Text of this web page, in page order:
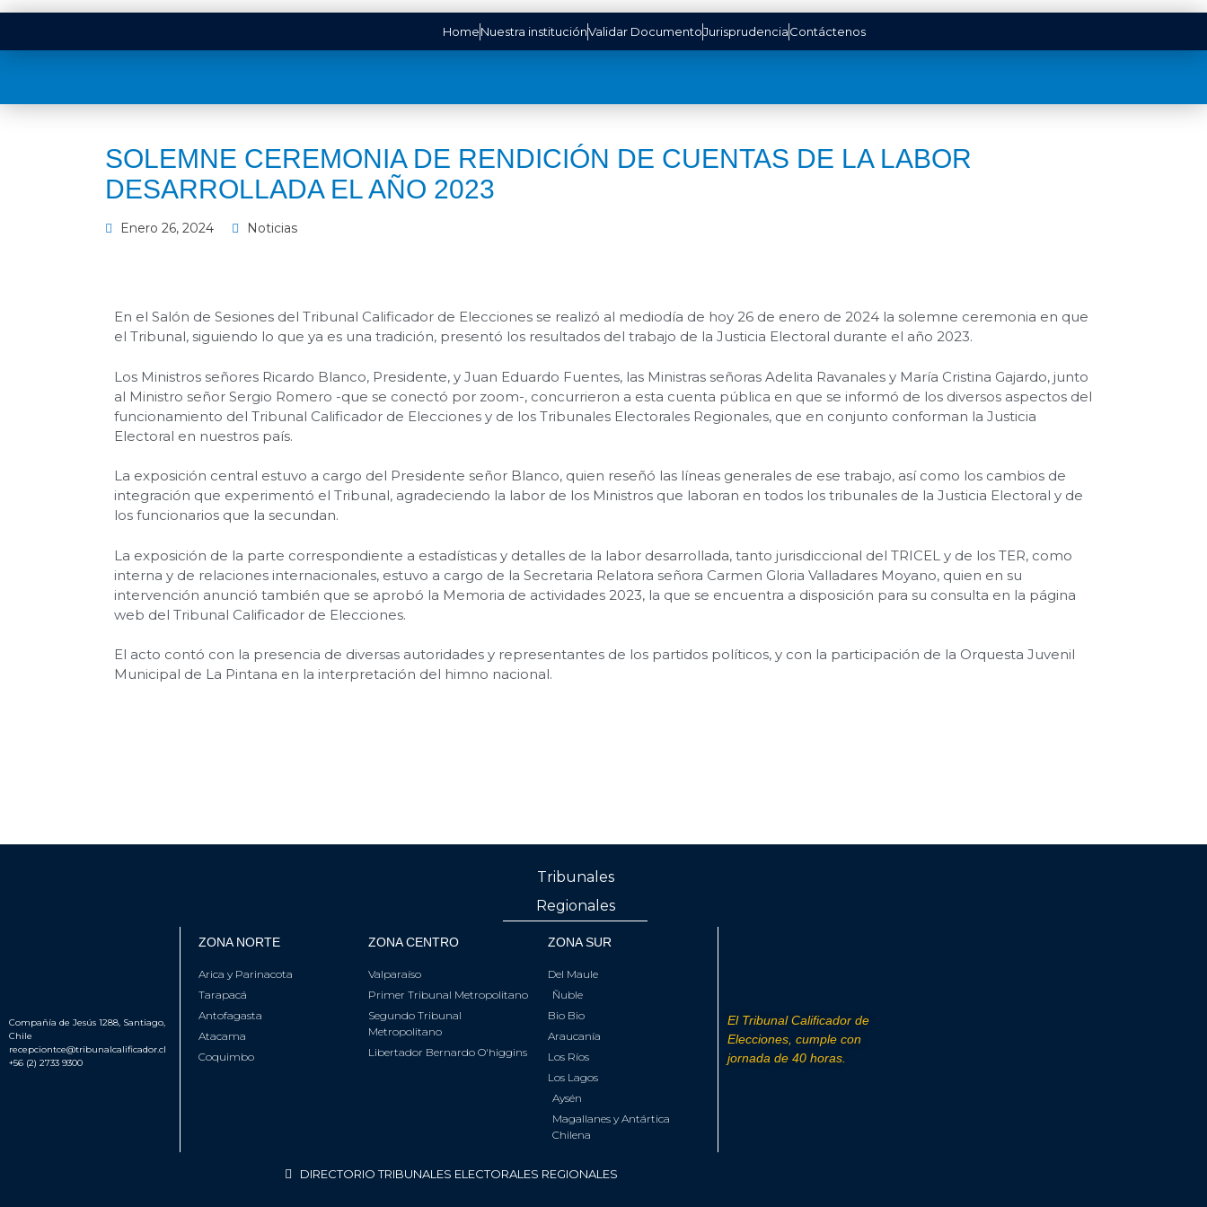
HomeNuestra instituciónValidar DocumentoJurisprudenciaContáctenos
SOLEMNE CEREMONIA DE RENDICIÓN DE CUENTAS DE LA LABOR
DESARROLLADA EL AÑO 2023
Enero 26, 2024 Noticias
En el Salón de Sesiones del Tribunal Calificador de Elecciones se realizó al mediodía de hoy 26 de enero de 2024 la solemne ceremonia en que
el Tribunal, siguiendo lo que ya es una tradición, presentó los resultados del trabajo de la Justicia Electoral durante el año 2023.
Los Ministros señores Ricardo Blanco, Presidente, y Juan Eduardo Fuentes, las Ministras señoras Adelita Ravanales y María Cristina Gajardo, junto
al Ministro señor Sergio Romero -que se conectó por zoom-, concurrieron a esta cuenta pública en que se informó de los diversos aspectos del
funcionamiento del Tribunal Calificador de Elecciones y de los Tribunales Electorales Regionales, que en conjunto conforman la Justicia
Electoral en nuestros país.
La exposición central estuvo a cargo del Presidente señor Blanco, quien reseñó las líneas generales de ese trabajo, así como los cambios de
integración que experimentó el Tribunal, agradeciendo la labor de los Ministros que laboran en todos los tribunales de la Justicia Electoral y de
los funcionarios que la secundan.
La exposición de la parte correspondiente a estadísticas y detalles de la labor desarrollada, tanto jurisdiccional del TRICEL y de los TER, como
interna y de relaciones internacionales, estuvo a cargo de la Secretaria Relatora señora Carmen Gloria Valladares Moyano, quien en su
intervención anunció también que se aprobó la Memoria de actividades 2023, la que se encuentra a disposición para su consulta en la página
web del Tribunal Calificador de Elecciones.
El acto contó con la presencia de diversas autoridades y representantes de los partidos políticos, y con la participación de la Orquesta Juvenil
Municipal de La Pintana en la interpretación del himno nacional.
Tribunales
Regionales
Compañía de Jesús 1288, Santiago,
Chile
recepciontce@tribunalcalificador.cl
+56 (2) 2733 9300
ZONA NORTE
Arica y Parinacota
Tarapacá
Antofagasta
Atacama
Coquimbo
ZONA CENTRO
Valparaíso
Primer Tribunal Metropolitano
Segundo Tribunal
Metropolitano
Libertador Bernardo O'higgins
ZONA SUR
Del Maule
Ñuble
Bio Bio
Araucanía
Los Ríos
Los Lagos
Aysén
Magallanes y Antártica
Chilena
El Tribunal Calificador de
Elecciones, cumple con
jornada de 40 horas.
DIRECTORIO TRIBUNALES ELECTORALES REGIONALES